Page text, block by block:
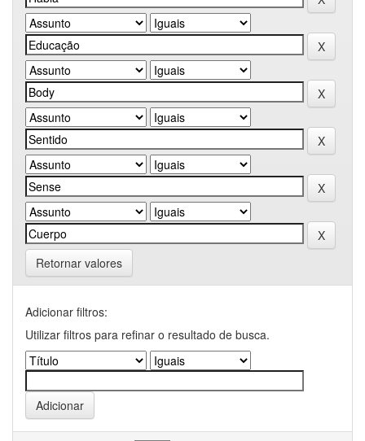
Retornar valores
Adicionar filtros:
Utilizar filtros para refinar o resultado de busca.